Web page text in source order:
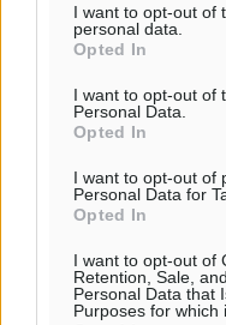
I want to opt-out of
personal data.
Opted In
I want to opt-out of
Personal Data.
Opted In
I want to opt-out of
Personal Data for
Opted In
I want to opt-out of
Retention, Sale,
Personal Data that
Purposes for which
Τριήμερο εξόδου:
Ειδήσεις• πριν 11 ώρες
Τι αλλάζει το
Τοπικές Ειδήσεις• πριν
ΥΠΑΑΤ: 12,5 εκατ.
βιοασφάλειας